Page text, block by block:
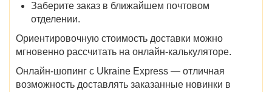
Заберите заказ в ближайшем почтовом
отделении.
Ориентировочную стоимость доставки можно
мгновенно рассчитать на онлайн-калькуляторе.
Онлайн-шопинг с Ukraine Express — отличная
возможность доставлять заказанные новинки в